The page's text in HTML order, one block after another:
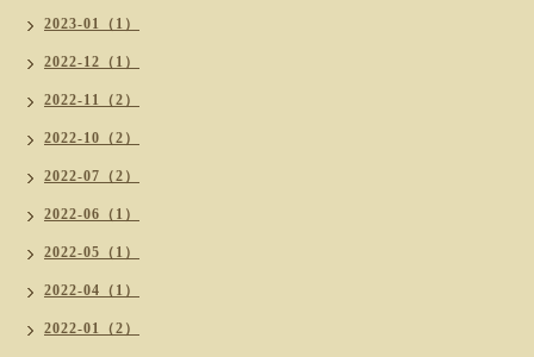
2023-01（1）
2022-12（1）
2022-11（2）
2022-10（2）
2022-07（2）
2022-06（1）
2022-05（1）
2022-04（1）
2022-01（2）